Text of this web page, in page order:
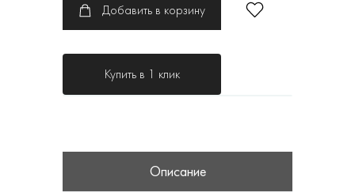
Добавить в корзину
Купить в 1 клик
Описание